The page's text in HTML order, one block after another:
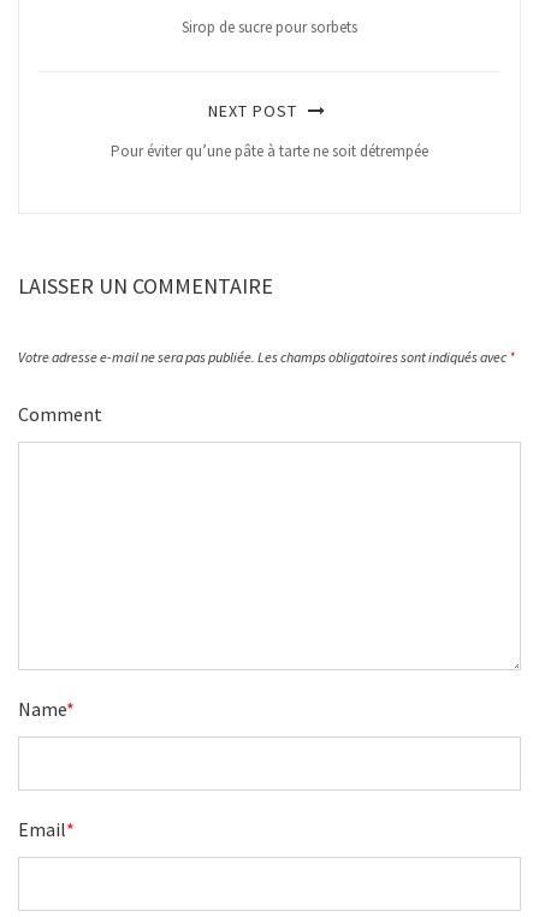
Sirop de sucre pour sorbets
NEXT POST
Pour éviter qu’une pâte à tarte ne soit détrempée
LAISSER UN COMMENTAIRE
Votre adresse e-mail ne sera pas publiée. Les champs obligatoires sont indiqués avec *
Comment
Name*
Email*